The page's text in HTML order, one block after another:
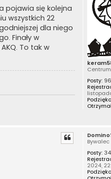
Posty: 96
pojawia się kolejna
wszystkich 22
dla niego
Finały w
To tak w
Bywalec
Posty: 34
2024,